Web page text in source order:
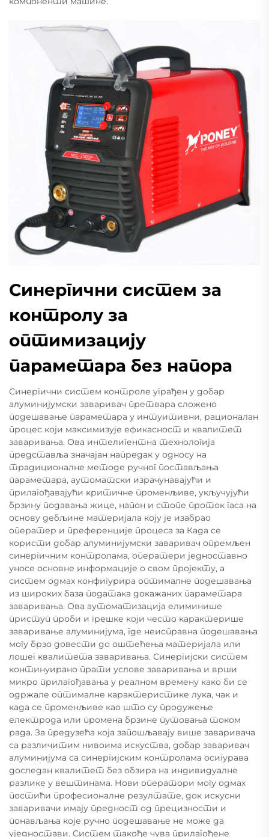
Синергични систем за
контролу за
оптимизацију
параметара без напора
Синергични систем контроле уграђен у добар
алуминијумски заваривач претвара сложено
подешавање параметара у интуитивни, рационалан
процес који максимизује ефикасност и квалитет
заваривања. Ова интелигентна технологија
представља значајан напредак у односу на
традиционалне методе ручног постављања
параметара, аутоматски израчунавајући и
прилагођавајући критичне променљиве, укључујући
брзину подавања жице, напон и стопе проток гаса на
основу дебљине материјала коју је изабрао
оператер и преференције процеса за Када се
користи добар алуминијумски заваривач опремљен
синергичним контролама, оператери једноставно
уносе основне информације о свом пројекту, а
систем одмах конфигурира оптималне подешавања
из широких база података докажаних параметара
заваривања. Ова аутоматизација елиминише
приступ проби и грешке који често карактерише
заваривање алуминијума, где неисправна подешавања
могу брзо довести до оштећења материјала или
лошег квалитета заваривања. Синергијски систем
континуирано прати услове заваривања и врши
микро прилагођавања у реалном времену како би се
одржале оптималне карактеристике лука, чак и
када се променљиве као што су продужење
електрода или промена брзине путовања током
рада. За предузећа која запошљавају више заваривача
са различитим нивоима искуства, добар заваривач
алуминијума са синергијским контролама осигурава
доследан квалитет без обзира на индивидуалне
разлике у вештинама. Нови оператори могу одмах
постићи професионалне резултате, док искусни
заваривачи имају предност од прецизности и
понављања које ручно подешавање не може да
уједностави. Систем такође чува прилагођене